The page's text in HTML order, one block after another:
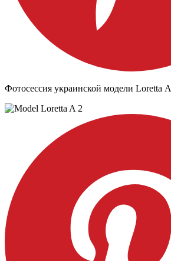
Фотосессия украинской модели Loretta А